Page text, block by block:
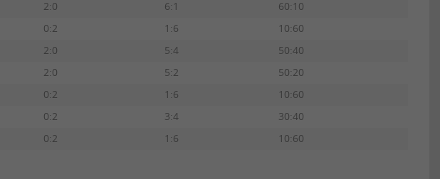
2:0 6:1
60:10
0:2 1:6
10:60
2:0 5:4
50:40
2:0 5:2
50:20
0:2 1:6
10:60
0:2 3:4
30:40
0:2 1:6 10:60